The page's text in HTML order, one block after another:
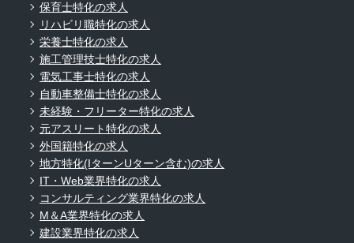
保育士特化の求人
リハビリ職特化の求人
栄養士特化の求人
施工管理技士特化の求人
電気工事士特化の求人
自動車整備士特化の求人
未経験・フリーター特化の求人
元アスリート特化の求人
外国籍特化の求人
地方特化(IターンUターン含む)の求人
IT・Web業界特化の求人
コンサルティング業界特化の求人
M＆A業界特化の求人
建設業界特化の求人